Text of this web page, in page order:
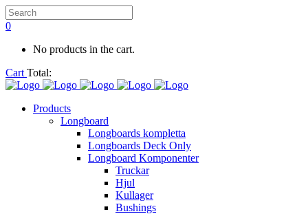
0
No products in the cart.
Cart Total:
Products
Longboard
Longboards kompletta
Longboards Deck Only
Longboard Komponenter
Truckar
Hjul
Kullager
Bushings